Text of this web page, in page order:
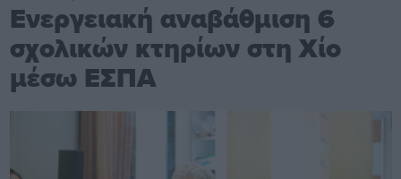
Ενεργειακή αναβάθμιση 6
σχολικών κτηρίων στη Χίο
μέσω ΕΣΠΑ